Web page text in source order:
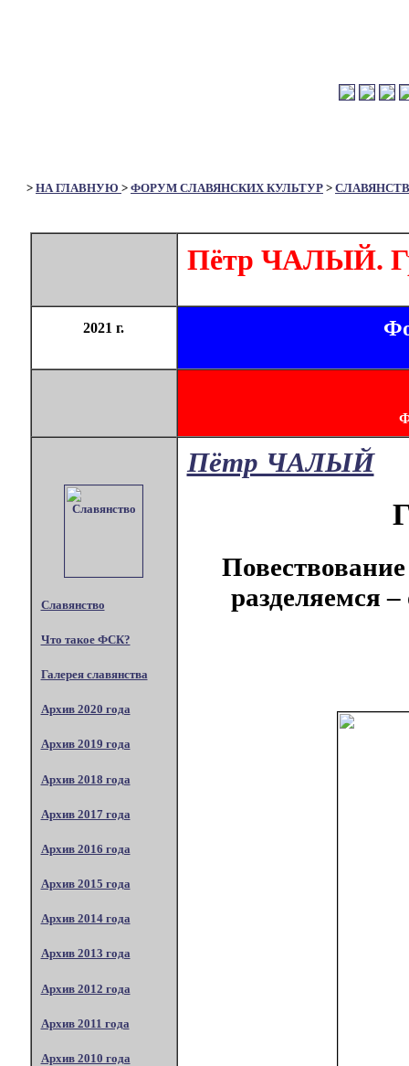
> НА ГЛАВНУЮ > ФОРУМ СЛАВЯНСКИХ КУЛЬТУР >
Пётр ЧАЛЫЙ.
2021 г.
Славянство
Что такое ФСК?
Галерея славянства
Архив 2020 года
Архив 2019 года
Архив 2018 года
Архив 2017 года
Архив 2016 года
Архив 2015 года
Архив 2014 года
Архив 2013 года
Архив 2012 года
Архив 2011 года
Архив 2010 года
Пётр ЧАЛЫЙ
разделяемся